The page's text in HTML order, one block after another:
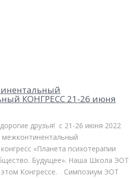
КОНГРЕСС 21-26 июня
друзья! с 21-26 июня 2022
межконтинентальный
«Планета психотерапии
Будущее». Наша Школа ЭОТ
Конгрессе.⠀ Симпозиум ЭОТ